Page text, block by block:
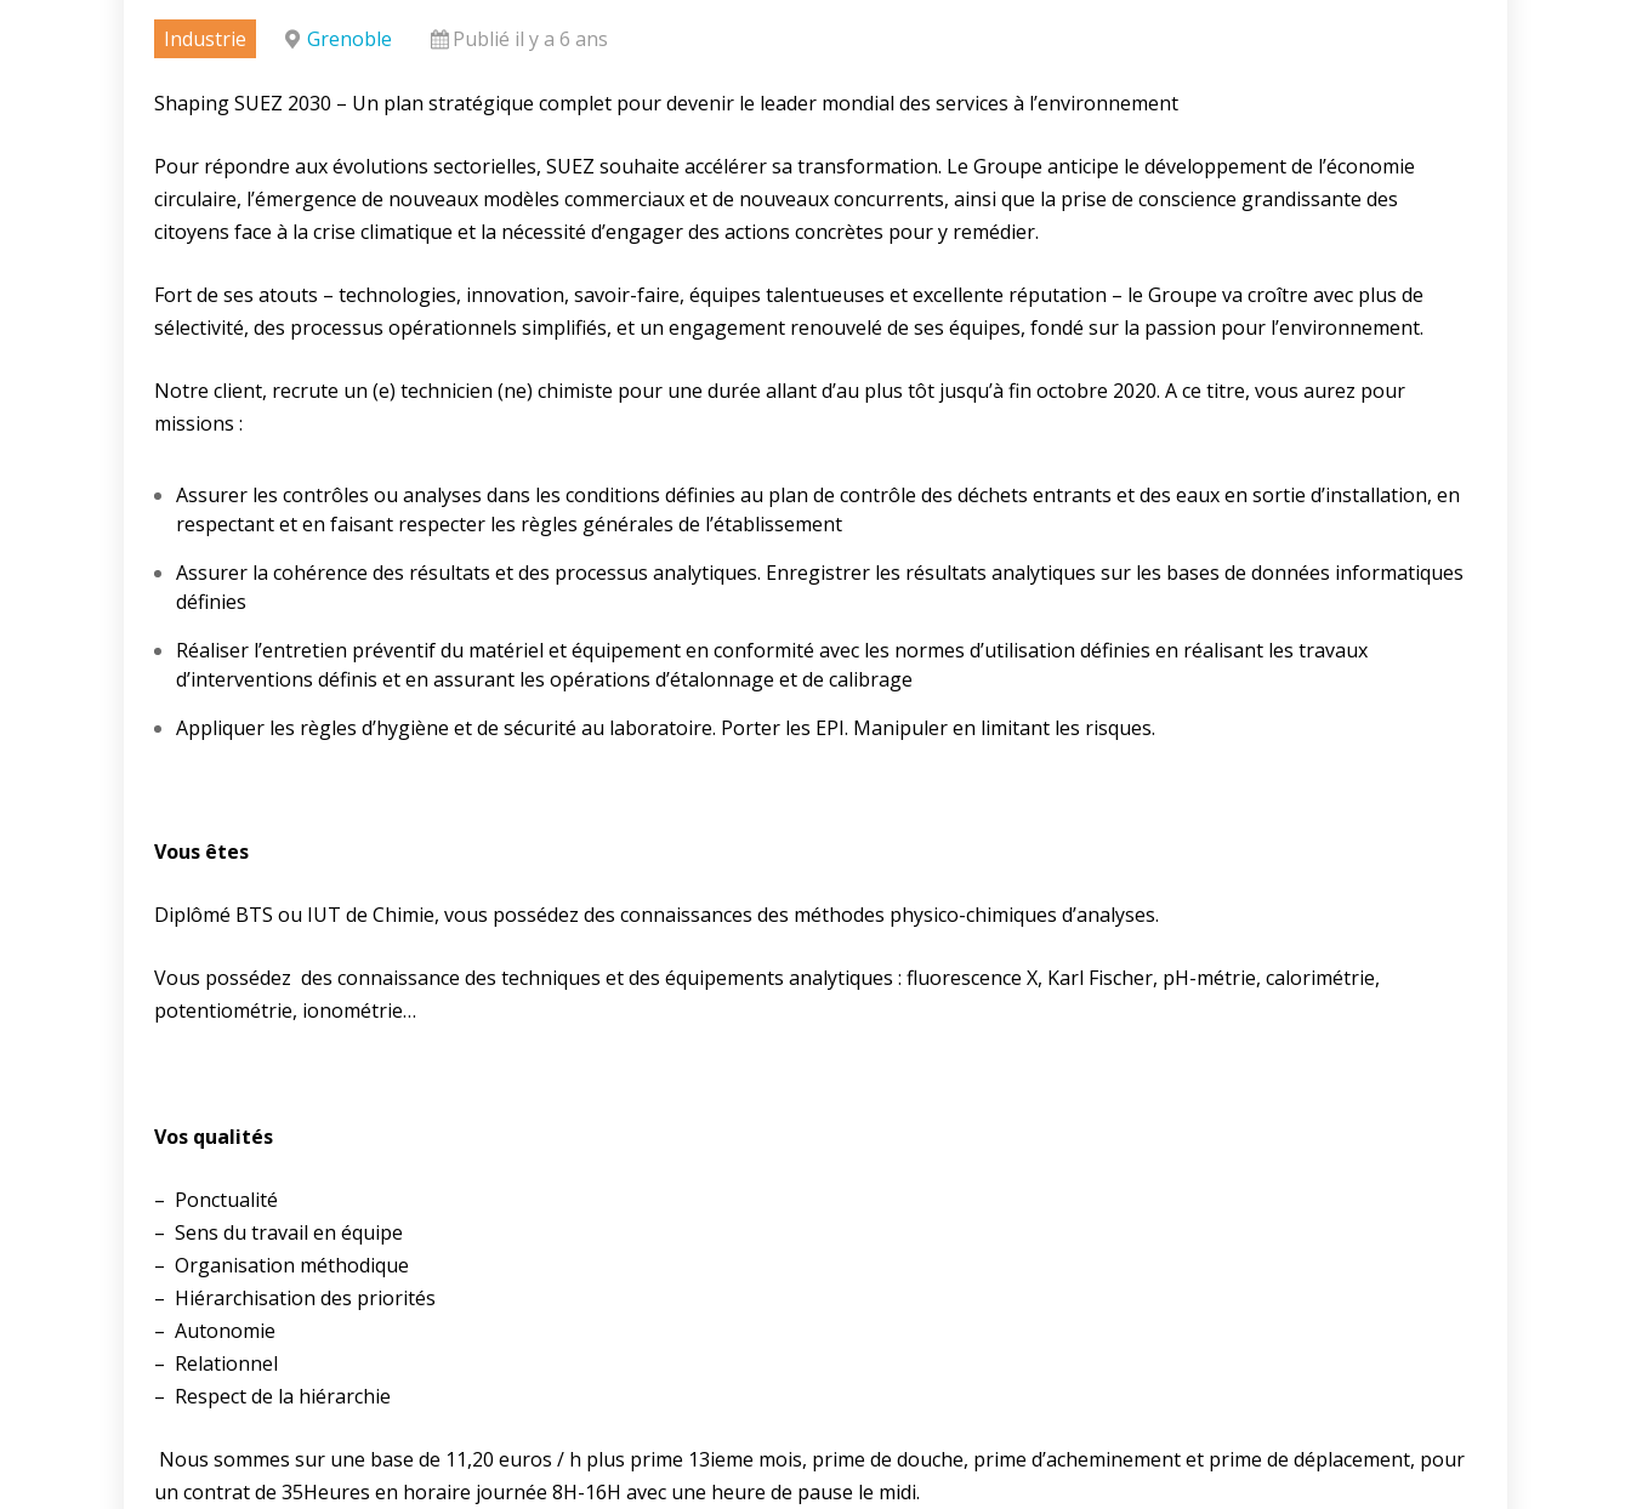
Industrie Grenoble Publié il y a 6 ans
Shaping SUEZ 2030 – Un plan stratégique complet pour devenir le leader mondial des services à l’environnement
Pour répondre aux évolutions sectorielles, SUEZ souhaite accélérer sa transformation. Le Groupe anticipe le développement de l’économie
circulaire, l’émergence de nouveaux modèles commerciaux et de nouveaux concurrents, ainsi que la prise de conscience grandissante des
citoyens face à la crise climatique et la nécessité d’engager des actions concrètes pour y remédier.
Fort de ses atouts – technologies, innovation, savoir-faire, équipes talentueuses et excellente réputation – le Groupe va croître avec plus de
sélectivité, des processus opérationnels simplifiés, et un engagement renouvelé de ses équipes, fondé sur la passion pour l’environnement.
Notre client, recrute un (e) technicien (ne) chimiste pour une durée allant d’au plus tôt jusqu’à fin octobre 2020. A ce titre, vous aurez pour
missions :
Assurer les contrôles ou analyses dans les conditions définies au plan de contrôle des déchets entrants et des eaux en sortie d’installation, en
respectant et en faisant respecter les règles générales de l’établissement
Assurer la cohérence des résultats et des processus analytiques. Enregistrer les résultats analytiques sur les bases de données informatiques
définies
Réaliser l’entretien préventif du matériel et équipement en conformité avec les normes d’utilisation définies en réalisant les travaux
d’interventions définis et en assurant les opérations d’étalonnage et de calibrage
Appliquer les règles d’hygiène et de sécurité au laboratoire. Porter les EPI. Manipuler en limitant les risques.
Vous êtes
Diplômé BTS ou IUT de Chimie, vous possédez des connaissances des méthodes physico-chimiques d’analyses.
Vous possédez des connaissance des techniques et des équipements analytiques : fluorescence X, Karl Fischer, pH-métrie, calorimétrie,
potentiométrie, ionométrie…
Vos qualités
– Ponctualité
– Sens du travail en équipe
– Organisation méthodique
– Hiérarchisation des priorités
– Autonomie
– Relationnel
– Respect de la hiérarchie
Nous sommes sur une base de 11,20 euros / h plus prime 13ieme mois, prime de douche, prime d’acheminement et prime de déplacement, pour
un contrat de 35Heures en horaire journée 8H-16H avec une heure de pause le midi.